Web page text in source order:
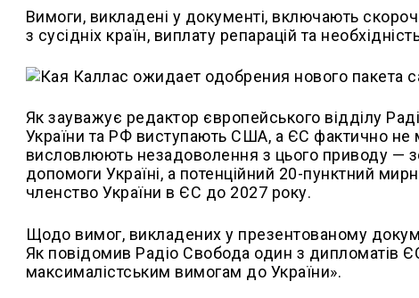
Вимоги, викладені у документі, включають
з сусідніх країн, виплату репарацій та
Як зауважує редактор європейського відділу
України та РФ виступають США, а ЄС фактично не
висловлюють незадоволення з цього приводу —
допомоги Україні, а потенційний 20-пунктний
членство України в ЄС до 2027 року.
Щодо вимог, викладених у презентованому
Як повідомив Радіо Свобода один з дипломатів
максималістським вимогам до України».